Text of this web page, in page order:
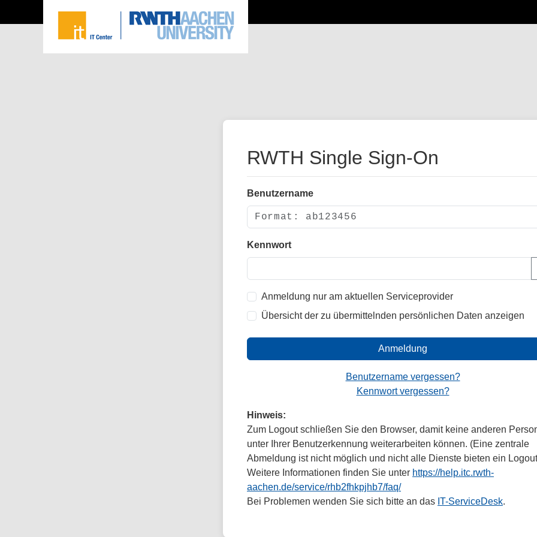
RWTH Single Sign-On
Benutzername
Kennwort
Anmeldung nur am aktuellen Serviceprovider
Übersicht der zu übermittelnden persönlichen Daten anzeigen
Anmeldung
Benutzername vergessen?
Kennwort vergessen?
Hinweis:
Zum Logout schließen Sie den Browser, damit keine anderen
unter Ihrer Benutzerkennung weiterarbeiten können. (Eine zentrale
Abmeldung ist nicht möglich und nicht alle Dienste bieten ein
Weitere Informationen finden Sie unter https://help.itc.rwth-
aachen.de/service/rhb2fhkpjhb7/faq/
Bei Problemen wenden Sie sich bitte an das IT-ServiceDesk.